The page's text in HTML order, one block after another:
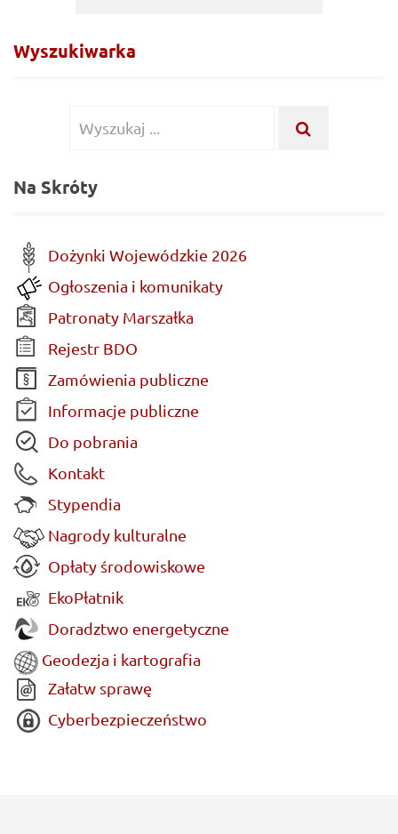
Wyszukiwarka
Wyszukiwanie
Na Skróty
Dożynki Wojewódzkie 2026
Ogłoszenia i komunikaty
Patronaty Marszałka
Rejestr BDO
Zamówienia publiczne
Informacje publiczne
Do pobrania
Kontakt
Stypendia
Nagrody kulturalne
Opłaty środowiskowe
EkoPłatnik
Doradztwo energetyczne
Geodezja i kartografia
Załatw sprawę
Cyberbezpieczeństwo